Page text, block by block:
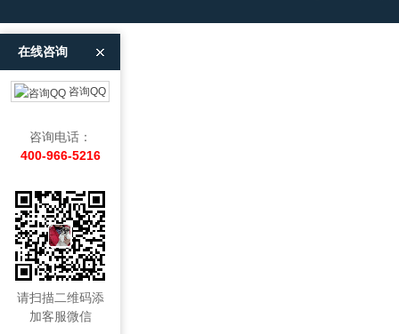
在线咨询
咨询QQ
咨询电话：
400-966-5216
请扫描二维码添
加客服微信